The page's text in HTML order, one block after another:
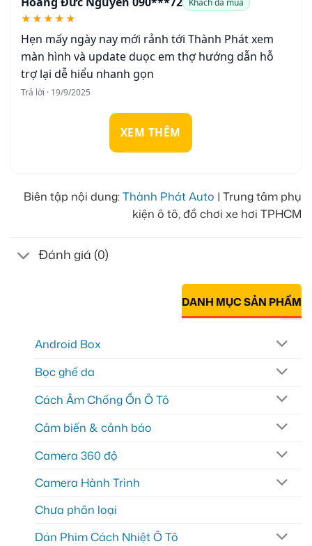
Khách đã mua
★★★★★
Hẹn mấy ngày nay mới rảnh tới Thành Phát xem
màn hình và update duọc em thợ hướng dẫn hỗ
trợ lại dễ hiểu nhanh gọn
Trả lời · 19/9/2025
XEM THÊM
Biên tập nội dung:Thành Phát Auto | Trung tâm phụ
kiện ô tô, đồ chơi xe hơi TPHCM
Đánh giá (0)
DANH MỤC SẢN PHẨM
Android Box
Bọc ghế da
Cách Âm Chống Ồn Ô Tô
Cảm biến & cảnh báo
Camera 360 độ
Camera Hành Trình
Chưa phân loại
Dán Phim Cách Nhiệt Ô Tô